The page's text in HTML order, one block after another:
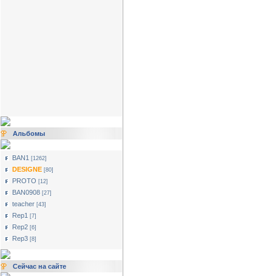
Альбомы
BAN1 [1262]
DESIGNE [80]
PROTO [12]
BAN0908 [27]
teacher [43]
Rep1 [7]
Rep2 [6]
Rep3 [8]
Сейчас на сайте